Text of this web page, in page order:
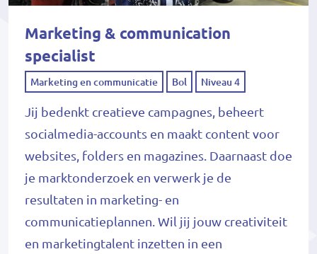
Marketing & communication
specialist
Marketing en communicatie Bol Niveau 4
Jij bedenkt creatieve campagnes, beheert
socialmedia-accounts en maakt content voor
websites, folders en magazines. Daarnaast doe
je marktonderzoek en verwerk je de
resultaten in marketing- en
communicatieplannen. Wil jij jouw creativiteit
en marketingtalent inzetten in een